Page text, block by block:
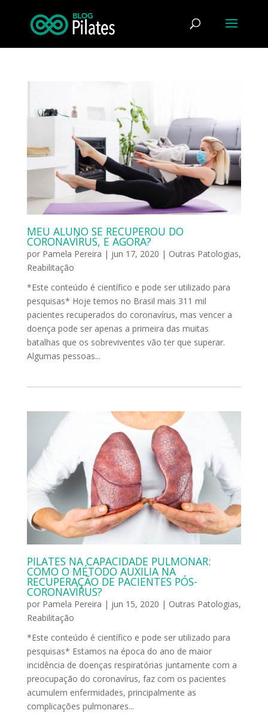
MEU ALUNO SE RECUPEROU DO
CORONAVÍRUS, E AGORA?
por Pamela Pereira | jun 17, 2020 | Outras Patologias,
Reabilitação
*Este conteúdo é científico e pode ser utilizado para
pesquisas* Hoje temos no Brasil mais 311 mil
pacientes recuperados do coronavírus, mas vencer a
doença pode ser apenas a primeira das muitas
batalhas que os sobreviventes vão ter que superar.
Algumas pessoas...
PILATES NA CAPACIDADE PULMONAR:
COMO O MÉTODO AUXILIA NA
RECUPERAÇÃO DE PACIENTES PÓS-
CORONAVÍRUS?
por Pamela Pereira | jun 15, 2020 | Outras Patologias,
Reabilitação
*Este conteúdo é científico e pode ser utilizado para
pesquisas* Estamos na época do ano de maior
incidência de doenças respiratórias juntamente com a
preocupação do coronavírus, faz com os pacientes
acumulem enfermidades, principalmente as
complicações pulmonares...